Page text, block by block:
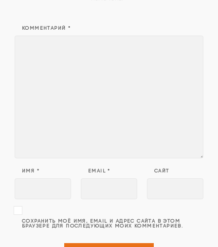
КОММЕНТАРИЙ *
ИМЯ * EMAIL* САЙТ
СОХРАНИТЬ МОЁ ИМЯ, EMAIL И АДРЕС САЙТА В ЭТОМ
БРАУЗЕРЕ ДЛЯ ПОСЛЕДУЮЩИХ МОИХ КОММЕНТАРИЕВ.